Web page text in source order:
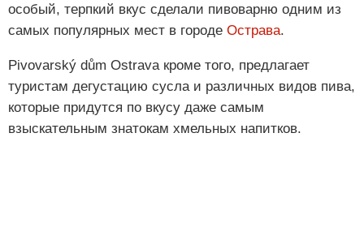
особый, терпкий вкус сделали пивоварню одним из
самых популярных мест в городе Острава.
Pivovarský dům Ostrava кроме того, предлагает
туристам дегустацию сусла и различных видов пива,
которые придутся по вкусу даже самым
взыскательным знатокам хмельных напитков.